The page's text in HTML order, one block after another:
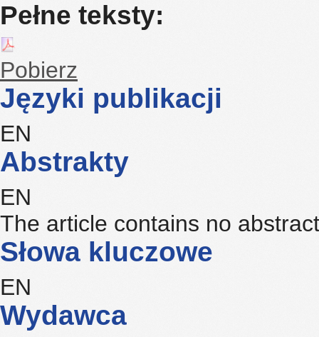
Pełne teksty:
Pobierz
Języki publikacji
EN
Abstrakty
EN
The article contains no abstract
Słowa kluczowe
EN
Wydawca